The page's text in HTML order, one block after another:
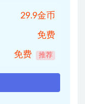
29.9金币
免费
免费 推荐